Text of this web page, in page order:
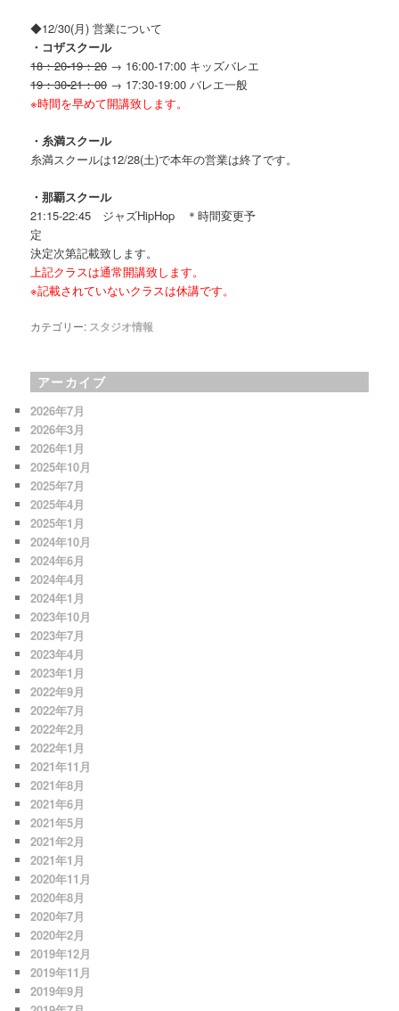
◆12/30(月) 営業について
・コザスクール
18：20-19：20 → 16:00-17:00 キッズバレエ
19：30-21：00 → 17:30-19:00 バレエ一般
※時間を早めて開講致します。
・糸満スクール
糸満スクールは12/28(土)で本年の営業は終了です。
・那覇スクール
21:15-22:45 ジャズHipHop ＊時間変更予
決定次第記載致します。
上記クラスは通常開講致します。
※記載されていないクラスは休講です。
カテゴリー: スタジオ情報
アーカイブ
2026年7月
2026年3月
2026年1月
2025年10月
2025年7月
2025年4月
2025年1月
2024年10月
2024年6月
2024年4月
2024年1月
2023年10月
2023年7月
2023年4月
2023年1月
2022年9月
2022年7月
2022年2月
2022年1月
2021年11月
2021年8月
2021年6月
2021年5月
2021年2月
2021年1月
2020年11月
2020年8月
2020年7月
2020年2月
2019年12月
2019年11月
2019年9月